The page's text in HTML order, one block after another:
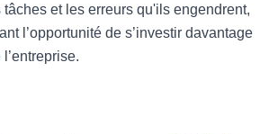
et les erreurs qu'ils engendrent,
l’opportunité de s’investir davantage